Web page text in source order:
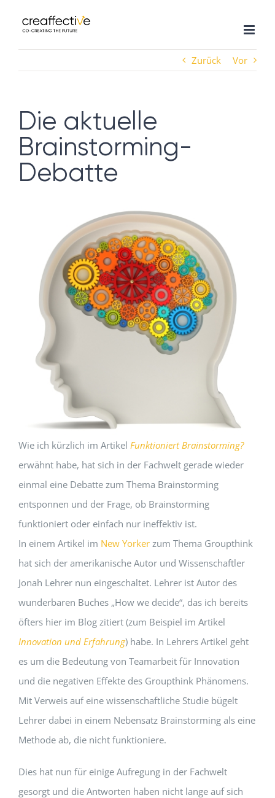
Inhalt
springen
Zurück
Vor
Die aktuelle
Brainstorming-
Debatte
Wie ich kürzlich im Artikel Funktioniert Brainstorming?
erwähnt habe, hat sich in der Fachwelt gerade wieder
einmal eine Debatte zum Thema Brainstorming
entsponnen und der Frage, ob Brainstorming
funktioniert oder einfach nur ineffektiv ist.
In einem Artikel im New Yorkerzum Thema Groupthink
hat sich der amerikanische Autor und Wissenschaftler
Jonah Lehrer nun eingeschaltet. Lehrer ist Autor des
wunderbaren Buches „How we decide“, das ich bereits
öfters hier im Blog zitiert (zum Beispiel im Artikel
Innovation und Erfahrung) habe. In Lehrers Artikel geht
es um die Bedeutung von Teamarbeit für Innovation
und die negativen Effekte des Groupthink Phänomens.
Mit Verweis auf eine wissenschaftliche Studie bügelt
Lehrer dabei in einem Nebensatz Brainstorming als eine
Methode ab, die nicht funktioniere.
Dies hat nun für einige Aufregung in der Fachwelt
gesorgt und die Antworten haben nicht lange auf sich